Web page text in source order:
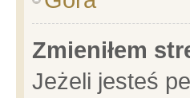
Zmieniłem
Jeżeli jesteś